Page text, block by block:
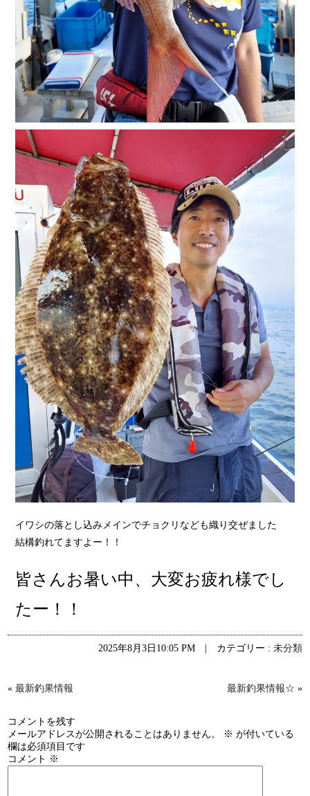
イワシの落とし込みメインでチョクリなども織り交ぜました
結構釣れてますよー！！
皆さんお暑い中、大変お疲れ様でし
たー！！
2025年8月3日10:05 PM | カテゴリー : 未分類
«最新釣果情報 最新釣果情報☆ »
コメントを残す
メールアドレスが公開されることはありません。
※ が付いている
欄は必須項目です
コメント ※